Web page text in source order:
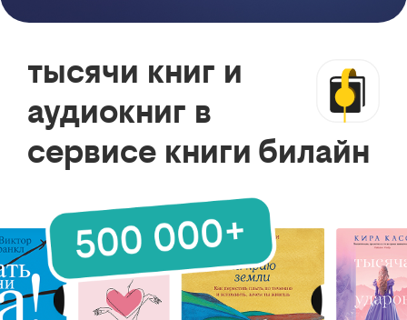
тысячи книг и
аудиокниг в
сервисе книги билайн